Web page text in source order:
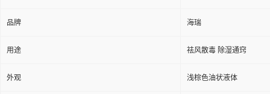
品牌 海瑞
用途 祛风散毒 除湿通窍
外观 浅棕色油状液体